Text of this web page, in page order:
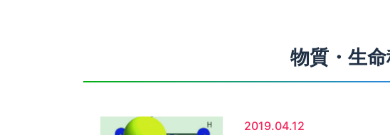
物質・生
2019.04.12